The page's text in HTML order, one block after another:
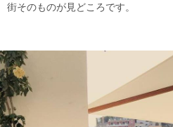
街そのものが見どころです。